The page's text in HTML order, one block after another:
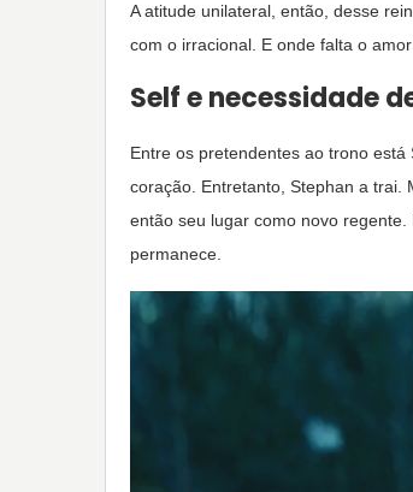
A atitude unilateral, então, desse
com o irracional. E onde falta o
Self e necessidade
Entre os pretendentes ao trono
coração. Entretanto, Stephan a trai.
então seu lugar como novo regente.
permanece.